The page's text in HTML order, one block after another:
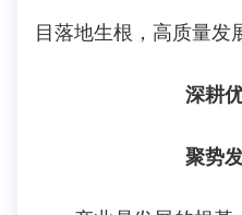
目落地生根，高质量发
深耕
聚势